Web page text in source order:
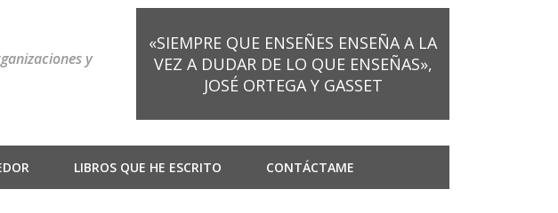
y
«SIEMPRE QUE ENSEÑES ENSEÑA A LA
VEZ A DUDAR DE LO QUE ENSEÑAS»,
JOSÉ ORTEGA Y GASSET
LIBROS QUE HE ESCRITO CONTÁCTAME